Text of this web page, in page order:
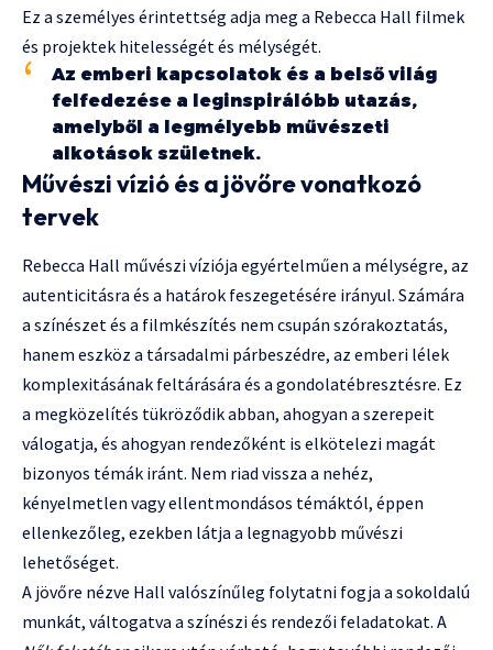
Ez a személyes érintettség adja meg a Rebecca Hall filmek
és projektek hitelességét és mélységét.
Az emberi kapcsolatok és a belső világ
felfedezése a leginspirálóbb utazás,
amelyből a legmélyebb művészeti
alkotások születnek.
Művészi vízió és a jövőre vonatkozó
tervek
Rebecca Hall művészi víziója egyértelműen a mélységre, az
autenticitásra és a határok feszegetésére irányul. Számára
a színészet és a filmkészítés nem csupán szórakoztatás,
hanem eszköz a társadalmi párbeszédre, az emberi lélek
komplexitásának feltárására és a gondolatébresztésre. Ez
a megközelítés tükröződik abban, ahogyan a szerepeit
válogatja, és ahogyan rendezőként is elkötelezi magát
bizonyos témák iránt. Nem riad vissza a nehéz,
kényelmetlen vagy ellentmondásos témáktól, éppen
ellenkezőleg, ezekben látja a legnagyobb művészi
lehetőséget.
A jövőre nézve Hall valószínűleg folytatni fogja a sokoldalú
munkát, váltogatva a színészi és rendezői feladatokat. A